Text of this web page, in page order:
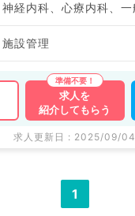
施設管理
求人を
紹介してもらう
求人更新日 : 2025/09/04
1